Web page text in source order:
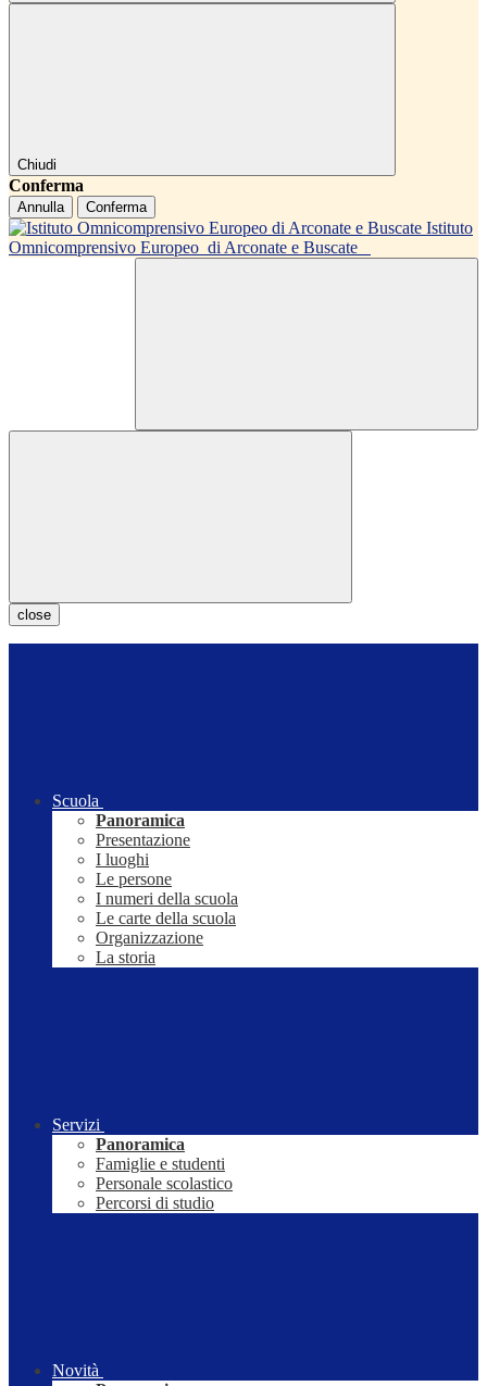
Chiudi
Conferma
Annulla Conferma
Istituto
Omnicomprensivo Europeo di Arconate e Buscate
close
Scuola
Panoramica
Presentazione
I luoghi
Le persone
I numeri della scuola
Le carte della scuola
Organizzazione
La storia
Servizi
Panoramica
Famiglie e studenti
Personale scolastico
Percorsi di studio
Novità